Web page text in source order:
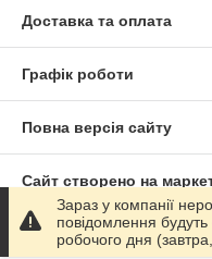
Доставка та оплата
Графік роботи
Повна версія сайту
Сайт створено на
Політика
Зараз у компанії
повідомлення
робочого дня